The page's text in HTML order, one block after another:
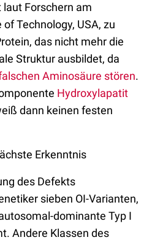
Forschern am
Technology, USA, zu
das nicht mehr die
Struktur ausbildet, da
Aminosäure stören.
Hydroxylapatit
dann keinen festen
Erkenntnis
des Defekts
sieben OI-Varianten,
dominante Typ I
Andere Klassen des